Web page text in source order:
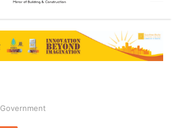
Government